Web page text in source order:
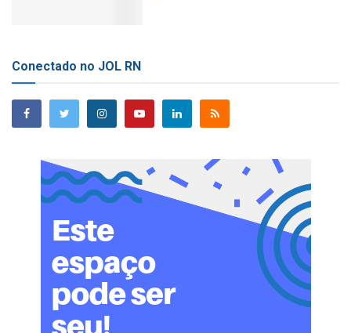
Conectado no JOL RN